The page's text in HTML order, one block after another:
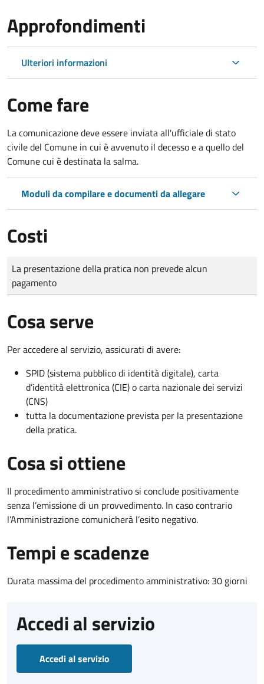
Approfondimenti
Ulteriori informazioni
Come fare
La comunicazione deve essere inviata all'ufficiale di stato
civile del Comune in cui è avvenuto il decesso e a quello del
Comune cui è destinata la salma.
Moduli da compilare e documenti da allegare
Costi
Tipo di pagamento
Importo
La presentazione della pratica non prevede alcun
pagamento
Cosa serve
Per accedere al servizio, assicurati di avere:
SPID (sistema pubblico di identità digitale), carta
d’identità elettronica (CIE) o carta nazionale dei servizi
(CNS)
tutta la documentazione prevista per la presentazione
della pratica.
Cosa si ottiene
Il procedimento amministrativo si conclude positivamente
senza l’emissione di un provvedimento. In caso contrario
l’Amministrazione comunicherà l’esito negativo.
Tempi e scadenze
Durata massima del procedimento amministrativo: 30 giorni
Accedi al servizio
Accedi al servizio